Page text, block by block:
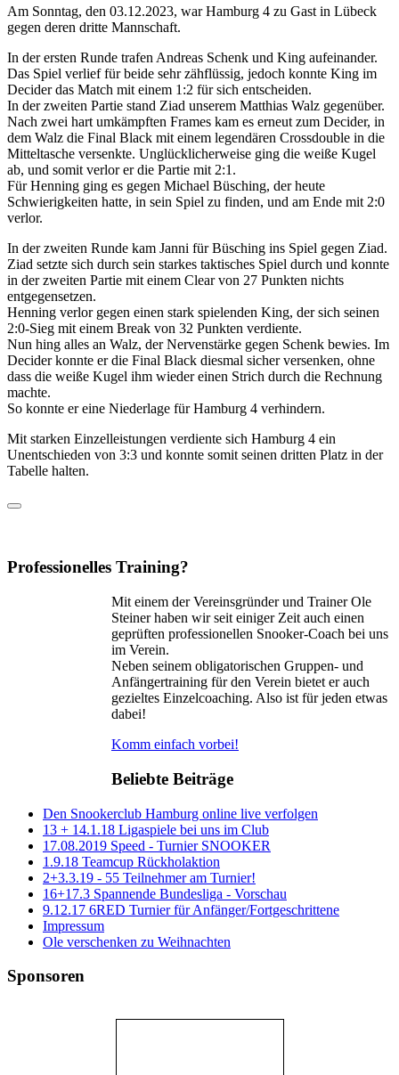
Am Sonntag, den 03.12.2023, war Hamburg 4 zu Gast in Lübeck
gegen deren dritte Mannschaft.
In der ersten Runde trafen Andreas Schenk und King aufeinander.
Das Spiel verlief für beide sehr zähflüssig, jedoch konnte King im
Decider das Match mit einem 1:2 für sich entscheiden.
In der zweiten Partie stand Ziad unserem Matthias Walz gegenüber.
Nach zwei hart umkämpften Frames kam es erneut zum Decider, in
dem Walz die Final Black mit einem legendären Crossdouble in die
Mitteltasche versenkte. Unglücklicherweise ging die weiße Kugel
ab, und somit verlor er die Partie mit 2:1.
Für Henning ging es gegen Michael Büsching, der heute
Schwierigkeiten hatte, in sein Spiel zu finden, und am Ende mit 2:0
verlor.
In der zweiten Runde kam Janni für Büsching ins Spiel gegen Ziad.
Ziad setzte sich durch sein starkes taktisches Spiel durch und konnte
in der zweiten Partie mit einem Clear von 27 Punkten nichts
entgegensetzen.
Henning verlor gegen einen stark spielenden King, der sich seinen
2:0-Sieg mit einem Break von 32 Punkten verdiente.
Nun hing alles an Walz, der Nervenstärke gegen Schenk bewies. Im
Decider konnte er die Final Black diesmal sicher versenken, ohne
dass die weiße Kugel ihm wieder einen Strich durch die Rechnung
machte.
So konnte er eine Niederlage für Hamburg 4 verhindern.
Mit starken Einzelleistungen verdiente sich Hamburg 4 ein
Unentschieden von 3:3 und konnte somit seinen dritten Platz in der
Tabelle halten.
Professionelles Training?
Mit einem der Vereinsgründer und Trainer Ole
Steiner haben wir seit einiger Zeit auch einen
geprüften professionellen Snooker-Coach bei uns
im Verein.
Neben seinem obligatorischen Gruppen- und
Anfängertraining für den Verein bietet er auch
gezieltes Einzelcoaching. Also ist für jeden etwas
dabei!
Komm einfach vorbei!
Beliebte Beiträge
Den Snookerclub Hamburg online live verfolgen
13 + 14.1.18 Ligaspiele bei uns im Club
17.08.2019 Speed - Turnier SNOOKER
1.9.18 Teamcup Rückholaktion
2+3.3.19 - 55 Teilnehmer am Turnier!
16+17.3 Spannende Bundesliga - Vorschau
9.12.17 6RED Turnier für Anfänger/Fortgeschrittene
Impressum
Ole verschenken zu Weihnachten
Sponsoren